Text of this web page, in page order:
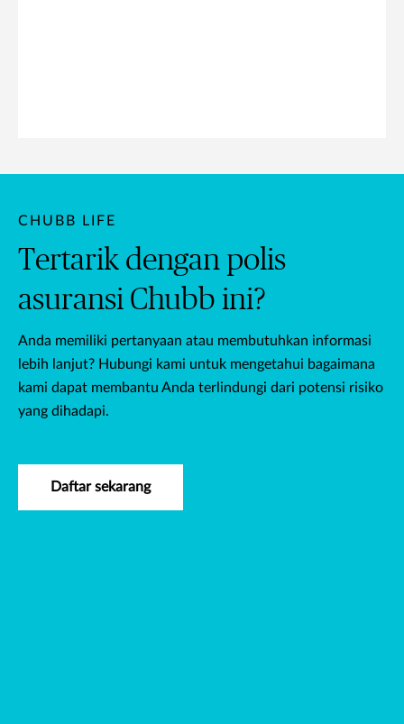
CHUBB LIFE
Tertarik dengan polis
asuransi Chubb ini?
Anda memiliki pertanyaan atau membutuhkan informasi
lebih lanjut? Hubungi kami untuk mengetahui bagaimana
kami dapat membantu Anda terlindungi dari potensi risiko
yang dihadapi.
Daftar sekarang